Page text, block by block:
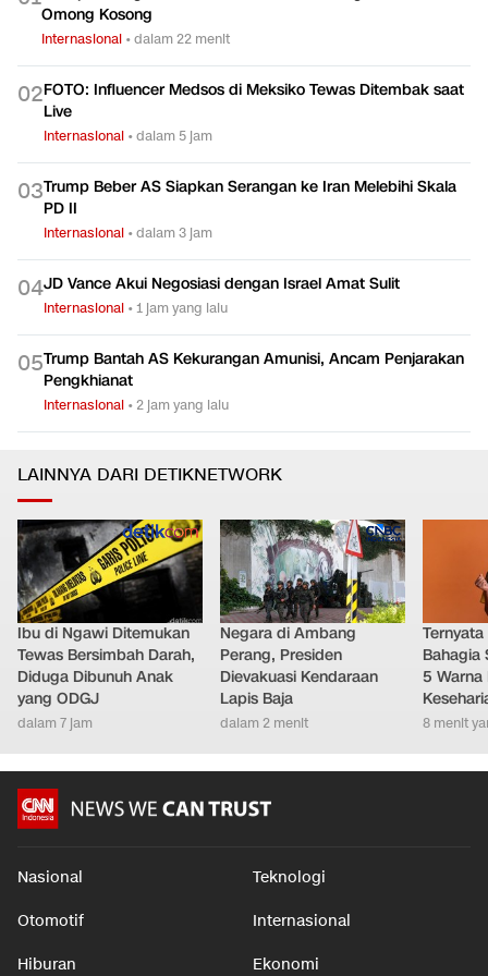
Omong Kosong
Internasional •dalam 22 menit
02FOTO: Influencer Medsos di Meksiko Tewas Ditembak saat
Live
Internasional •dalam 5 jam
03Trump Beber AS Siapkan Serangan ke Iran Melebihi Skala
PD II
Internasional •dalam 3 jam
04JD Vance Akui Negosiasi dengan Israel Amat Sulit
Internasional •1 jam yang lalu
05Trump Bantah AS Kekurangan Amunisi, Ancam Penjarakan
Pengkhianat
Internasional •2 jam yang lalu
LAINNYA DARI DETIKNETWORK
Ibu di Ngawi Ditemukan
Tewas Bersimbah Darah,
Diduga Dibunuh Anak
yang ODGJ
dalam 7 jam
Negara di Ambang
Perang, Presiden
Dievakuasi Kendaraan
Lapis Baja
dalam 2 menit
Bahagia
5
8 menit
Nasional Teknologi
Otomotif Internasional
Hiburan Ekonomi